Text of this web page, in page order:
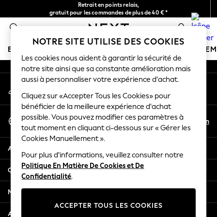
Retrait en points relais,
gratuit pour les commandes de plus de 40 € *
Livraison en 2-3 jours ouvrés*
BOUTIQUE VACANCES
HOLIDAY SHOP
Women's Holiday Shop
All Swimwear
All Beachwear
Bags & Accessories
Beach Dresses & Kaftans
Dresses
Flip Flops
Sliders
Jumpsuits & Playsuits
Linen Collection
Sandals
An error occurred on client
Nos réseaux sociaux
Mon compte
Connexion à votre compte
Sélectionnez Votre Langue
Français
En
Aide
Confidentialité et mentions légales
Ministères
Autres services
NOTRE SITE UTILISE DES COOKIES
Les cookies nous aident à garantir la sécurité de
notre site ainsi que sa constante amélioration mais
aussi à personnaliser votre expérience d'achat.
Cliquez sur «Accepter Tous les Cookies» pour
bénéficier de la meilleure expérience d'achat
possible. Vous pouvez modifier ces paramètres à
tout moment en cliquant ci-dessous sur « Gérer les
Cookies Manuellement ».
Pour plus d'informations, veuillez consulter notre
Politique En Matière De Cookies et De
Confidentialité.
ACCEPTER TOUS LES COOKIES